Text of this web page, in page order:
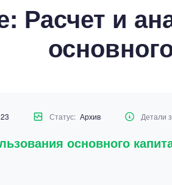
Расчет и
Статус: Архив Детали
основного